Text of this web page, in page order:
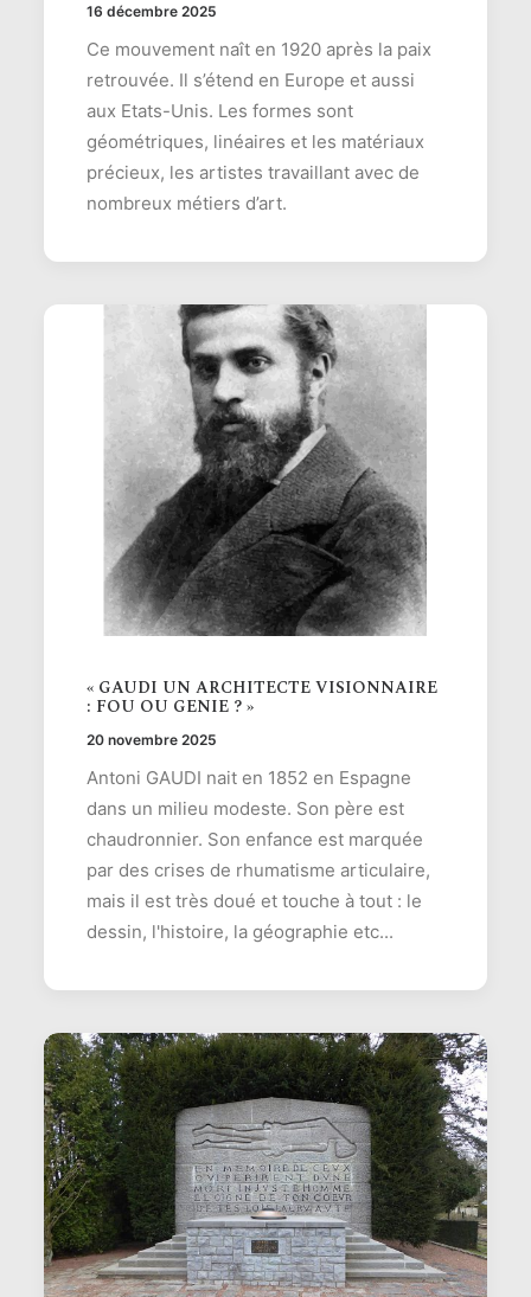
16 décembre 2025
Ce mouvement naît en 1920 après la paix
retrouvée. Il s’étend en Europe et aussi
aux Etats-Unis. Les formes sont
géométriques, linéaires et les matériaux
précieux, les artistes travaillant avec de
nombreux métiers d’art.
« GAUDI UN ARCHITECTE VISIONNAIRE
: FOU OU GENIE ? »
20 novembre 2025
Antoni GAUDI nait en 1852 en Espagne
dans un milieu modeste. Son père est
chaudronnier. Son enfance est marquée
par des crises de rhumatisme articulaire,
mais il est très doué et touche à tout : le
dessin, l'histoire, la géographie etc...